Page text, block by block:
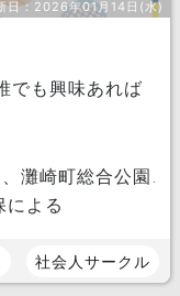
日： 2026年01月14日(水)
でも興味あれば
灘崎町総合公園、
よる
社会人サークル